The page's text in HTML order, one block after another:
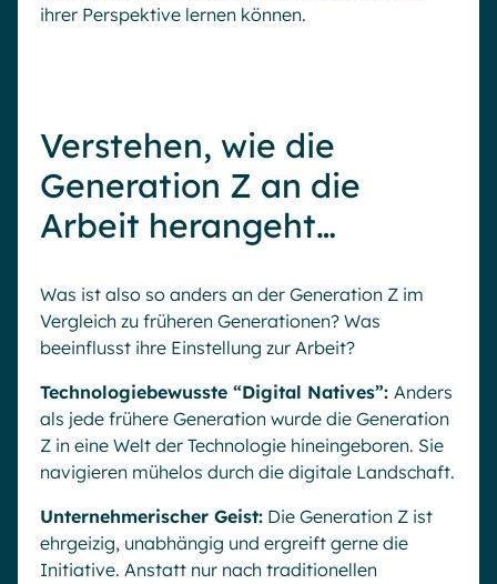
ihrer Perspektive lernen können.
Verstehen, wie die
Generation Z an die
Arbeit herangeht…
Was ist also so anders an der Generation Z im
Vergleich zu früheren Generationen? Was
beeinflusst ihre Einstellung zur Arbeit?
Technologiebewusste “Digital Natives”: Anders
als jede frühere Generation wurde die Generation
Z in eine Welt der Technologie hineingeboren. Sie
navigieren mühelos durch die digitale Landschaft.
Unternehmerischer Geist: Die Generation Z ist
ehrgeizig, unabhängig und ergreift gerne die
Initiative. Anstatt nur nach traditionellen